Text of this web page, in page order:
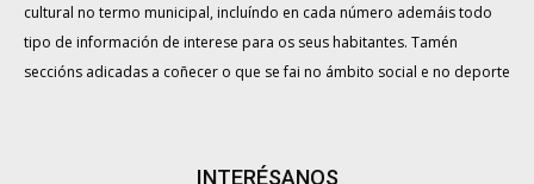
cultural no termo municipal, incluíndo en cada número ademáis todo
tipo de información de interese para os seus habitantes. Tamén
seccións adicadas a coñecer o que se fai no ámbito social e no deporte
INTERÉSANOS